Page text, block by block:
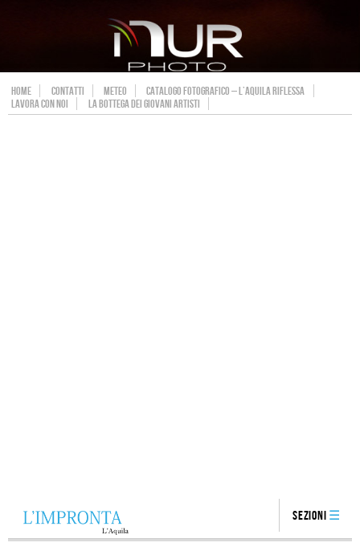
HOME CONTATTI METEO
CATALOGO FOTOGRAFICO – L’AQUILA RIFLESSA
LAVORA CON NOI
LA BOTTEGA DEI GIOVANI ARTISTI
Sezioni